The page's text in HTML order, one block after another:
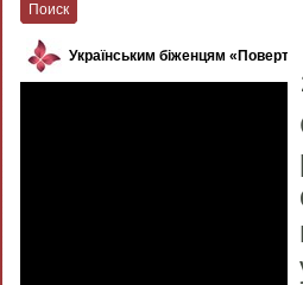
Українським біженцям